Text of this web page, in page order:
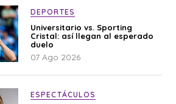
DEPORTES
Universitario vs. Sporting
Cristal: así llegan al esperado
duelo
07 Ago 2026
ESPECTÁCULOS